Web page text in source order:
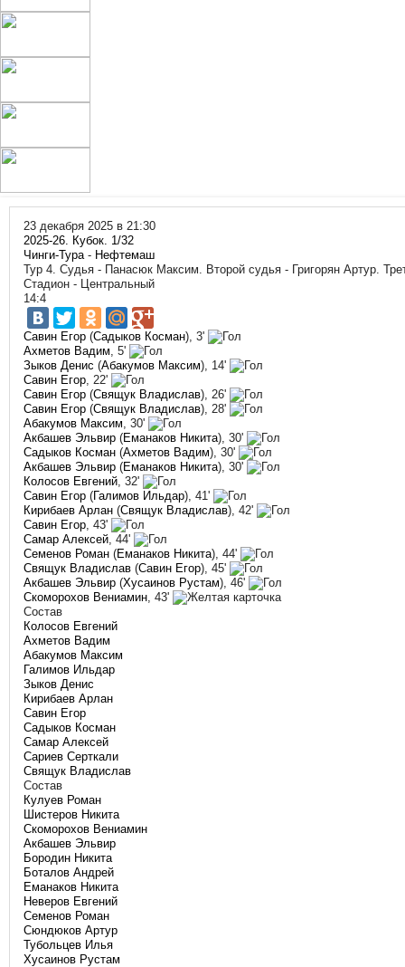
23 декабря 2025 в 21:30
2025-26. Кубок. 1/32
Чинги-Тура- Нефтемаш
Тур 4. Судья - Панасюк Максим. Второй судья - Григорян Артур.
Стадион - Центральный
14:4
Савин Егор (Садыков Косман), 3'
Ахметов Вадим, 5'
Зыков Денис (Абакумов Максим), 14'
Савин Егор, 22'
Савин Егор (Свящук Владислав), 26'
Савин Егор (Свящук Владислав), 28'
Абакумов Максим, 30'
Акбашев Эльвир (Еманаков Никита), 30'
Садыков Косман (Ахметов Вадим), 30'
Акбашев Эльвир (Еманаков Никита), 30'
Колосов Евгений, 32'
Савин Егор (Галимов Ильдар), 41'
Кирибаев Арлан (Свящук Владислав), 42'
Савин Егор, 43'
Самар Алексей, 44'
Семенов Роман (Еманаков Никита), 44'
Свящук Владислав (Савин Егор), 45'
Акбашев Эльвир (Хусаинов Рустам), 46'
Скоморохов Вениамин, 43'
Состав
Колосов Евгений
Ахметов Вадим
Абакумов Максим
Галимов Ильдар
Зыков Денис
Кирибаев Арлан
Савин Егор
Садыков Косман
Самар Алексей
Сариев Серткали
Свящук Владислав
Состав
Кулуев Роман
Шистеров Никита
Скоморохов Вениамин
Акбашев Эльвир
Бородин Никита
Боталов Андрей
Еманаков Никита
Неверов Евгений
Семенов Роман
Сюндюков Артур
Тубольцев Илья
Хусаинов Рустам